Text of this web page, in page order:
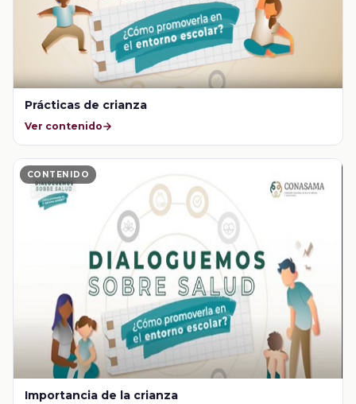
Prácticas de crianza
Ver contenido
CONTENIDO
Importancia de la crianza